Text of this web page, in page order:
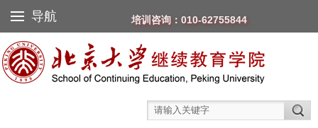
导航 培训咨询：010-62755844